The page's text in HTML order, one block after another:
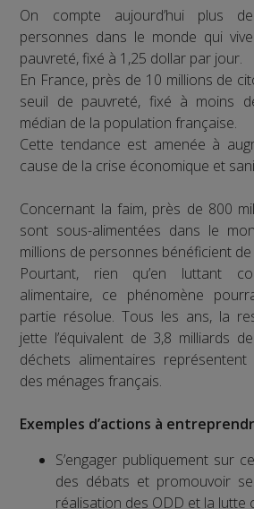
On compte aujourd’hui plus
personnes dans le monde qui
pauvreté, fixé à 1,25 dollar par jour.
En France, près de 10 millions de
seuil de pauvreté, fixé à moins
médian de la population française.
Cette tendance est amenée à
cause de la crise économique et
Concernant la faim, près de 800
sont sous-alimentées dans le
millions de personnes bénéficient de
Pourtant, rien qu’en luttant
alimentaire, ce phénomène
partie résolue. Tous les ans, la
jette l’équivalent de 3,8 milliards
déchets alimentaires
des ménages français.
Exemples d’actions à
S’engager publiquement sur
des débats et promouvoir
réalisation des ODD et la lutte